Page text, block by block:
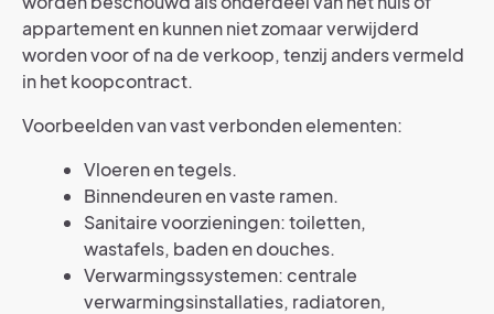
appartement en kunnen niet zomaar verwijderd
worden voor of na de verkoop, tenzij anders vermeld
in het koopcontract.
Voorbeelden van vast verbonden elementen:
Vloeren en tegels.
Binnendeuren en vaste ramen.
Sanitaire voorzieningen: toiletten,
wastafels, baden en douches.
Verwarmingssystemen: centrale
verwarmingsinstallaties, radiatoren,